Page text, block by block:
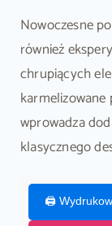
Nowoczesne
również
chrupiących
karmelizowane
wprowadza
klasycznego
🖨️